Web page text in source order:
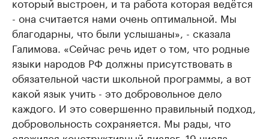
- она считается нами очень оптимальной. Мы
благодарны, что были услышаны», - сказала
Галимова. «Сейчас речь идет о том, что родные
языки народов РФ должны присутствовать в
обязательной части школьной программы, а вот
какой язык учить - это добровольное дело
каждого. И это совершенно правильный подход,
добровольность сохраняется. Мы рады, что